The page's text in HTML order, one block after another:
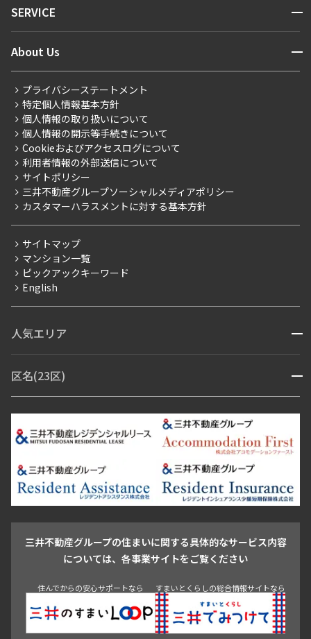
新着情報から探す
新着募集情報
こだわりから探す
こだわり一覧
プレミアムマンション
新築
当社限定（港区・渋谷区）
当社限定（港区・渋谷区以外）
三井不動産企画
賃料改定
フリーレント
ペット可
ブランドマンション
マンションレポート
住まいのコラム
SERVICE 開閉
会員ページ
ご入居・提携サービス
お部屋探しからご契約まで
よくあるご質問
社宅紹介
【仲介会社様向け】当社仲介事業部取り扱い物件入居申込
About Us 開閉
会社情報
事業案内
採用情報
ニュースリリース
お問い合わせ
プライバシーステートメント
特定個人情報基本方針
個人情報の取り扱いについて
個人情報の開示等手続きについて
Cookieおよびアクセスログについて
利用者情報の外部送信について
サイトポリシー
三井不動産グループソーシャルメディアポリシー
カスタマーハラスメントに対する基本方針
サイトマップ
マンション一覧
ピックアックキーワード
English
人気エリア 開閉
青山・表参道・原宿
市ヶ谷・神楽坂・飯田橋
三田・芝・浜松町
芝浦・汐留・品川
月島・勝どき・豊洲
本郷・春日・小石川
目白・高田馬場・早稲田
池尻大橋・三軒茶屋
祐天寺・学芸大学・自由が丘
駒沢・用賀・二子玉川
成城・砧
池袋・板橋・王子
青山 渋谷 東京・大手町 新宿 品川
目黒・中目黒
区名(23区) 開閉
江東区 台東区 墨田区
中野区
豊島区
杉並区 板橋区 練馬区 荒川区
足立区
葛飾区
江戸川区
三井不動産グループの住まいに関する具体的なサービス内容
については、各事業サイトをご覧ください
住んでからの安心サポートなら すまいとくらしの総合情報サイトなら